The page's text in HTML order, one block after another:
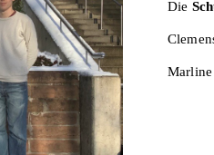
Die